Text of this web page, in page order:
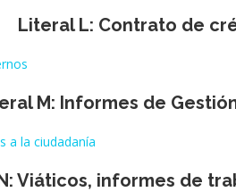
Literal L: Contrato de
M: Informes de
a la ciudadanía
Viáticos, informes de